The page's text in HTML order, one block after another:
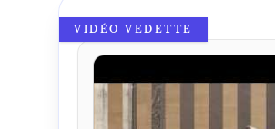
VIDÉO VEDETTE